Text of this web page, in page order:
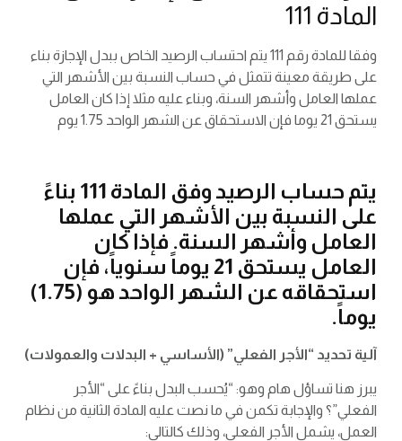
المادة 111
وفقا للمادة رقم 111 يتم احتساب الرصيد الخاص ببدل الإجازة بناء
على طريقة معينة تتمثل في حساب النسبة بين الأشهر التي
عملها العامل وأشهر السنة، وبناء عليه مثلا إذا كان العامل
يستحق 21 يوما فإن الاستحقاق عن الشهر الواحد 1.75 يوم
يتم حساب الرصيد وفق المادة 111 بناءً
على النسبة بين الأشهر التي عملها
العامل وأشهر السنة. فإذا كان
العامل يستحق 21 يوماً سنوياً، فإن
استحقاقه عن الشهر الواحد هو (1.75)
يوماً.
آلية تحديد “الأجر الفعلي” (الأساسي + البدلات والعمولات)
يبرز هنا تساؤل هام وهو: “يُحسب البدل بناءً على “الأجر
الفعلي”؟ والإجابة تكمن في ما نصت عليه المادة الثانية من نظام
العمل، يشمل الأجر الفعلي، وذلك كالتالي: